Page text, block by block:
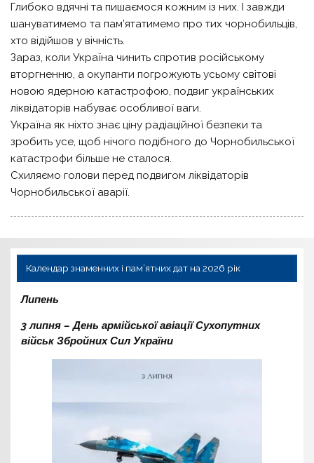
Глибоко вдячні та пишаємося кожним із них. І завжди
шануватимемо та пам’ятатимемо про тих чорнобильців,
хто відійшов у вічність.
Зараз, коли Україна чинить спротив російському
вторгненню, а окупанти погрожують усьому світові
новою ядерною катастрофою, подвиг українських
ліквідаторів набуває особливої ваги.
Україна як ніхто знає ціну радіаційної безпеки та
зробить усе, щоб нічого подібного до Чорнобильської
катастрофи більше не сталося.
Схиляємо голови перед подвигом ліквідаторів
Чорнобильської аварії.
Календар знаменних і пам’ятних дат на 2026 рік
Липень
3 липня – День армійської авіації Сухопутних
військ Збройних Сил України